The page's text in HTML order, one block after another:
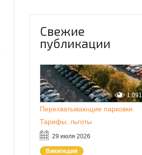
Свежие
публикации
Перехватывающие парковки.
Тарифы, льготы
29 июля 2026
1,091
Википедия